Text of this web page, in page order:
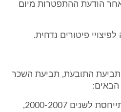
הודעת ההתפטרות מיום
תביעת התובעת, תביעת השכר
הבאים:
תביעה להפרשי שכר המתייחסת לשנים 2000-2007,